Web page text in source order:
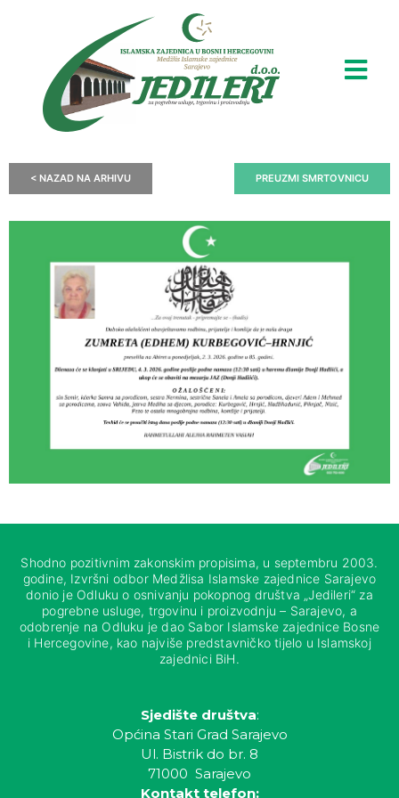
< NAZAD NA ARHIVU PREUZMI SMRTOVNICU
Shodno pozitivnim zakonskim propisima, u septembru 2003.
godine, Izvršni odbor Medžlisa Islamske zajednice Sarajevo
donio je Odluku o osnivanju pokopnog društva „Jedileri“ za
pogrebne usluge, trgovinu i proizvodnju – Sarajevo, a
odobrenje na Odluku je dao Sabor Islamske zajednice Bosne
i Hercegovine, kao najviše predstavničko tijelo u Islamskoj
zajednici BiH.
Sjedište društva:
Općina Stari Grad Sarajevo
Ul. Bistrik do br. 8
71000 Sarajevo
Kontakt telefon: